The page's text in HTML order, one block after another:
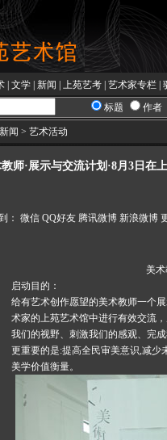
文学 新闻 上苑艺考 艺术家专栏
标题
作者
闻 > 艺术活动
师·展示与交流计划·8月3日在
： 微信 QQ好友 腾讯微博 新浪微博
美术
启动目的：
给有艺术创作愿望的美术教师一个
术家的上苑艺术馆中进行有效交流
我们的视野、刺激我们的感观、完
更重要的是:提高全民审美意识,减少
美学价值衡量。